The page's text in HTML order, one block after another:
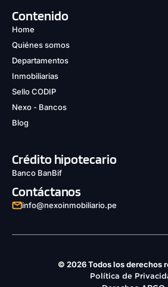
Contenido
Home
Quiénes somos
Departamentos
Inmobiliarias
Sello CODIP
Nexo - Bancos
Blog
Crédito hipotecario
Banco BanBif
Contáctanos
info@nexoinmobiliario.pe
© 2026 Todos los derechos
Política de